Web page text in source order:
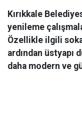
Kırıkkale
yenileme
Özellikle ilgili
ardından
daha modern ve